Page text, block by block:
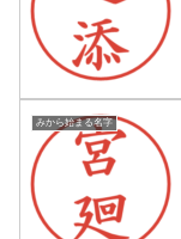
みから始まる名字